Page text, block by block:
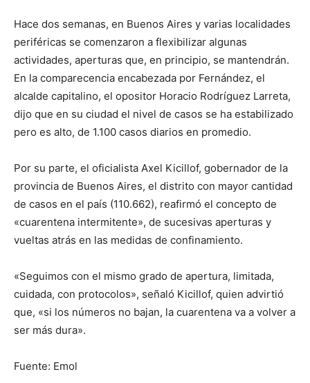
Hace dos semanas, en Buenos Aires y varias localidades
periféricas se comenzaron a flexibilizar algunas
actividades, aperturas que, en principio, se mantendrán.
En la comparecencia encabezada por Fernández, el
alcalde capitalino, el opositor Horacio Rodríguez Larreta,
dijo que en su ciudad el nivel de casos se ha estabilizado
pero es alto, de 1.100 casos diarios en promedio.
Por su parte, el oficialista Axel Kicillof, gobernador de la
provincia de Buenos Aires, el distrito con mayor cantidad
de casos en el país (110.662), reafirmó el concepto de
«cuarentena intermitente», de sucesivas aperturas y
vueltas atrás en las medidas de confinamiento.
«Seguimos con el mismo grado de apertura, limitada,
cuidada, con protocolos», señaló Kicillof, quien advirtió
que, «si los números no bajan, la cuarentena va a volver a
ser más dura».
Fuente: Emol